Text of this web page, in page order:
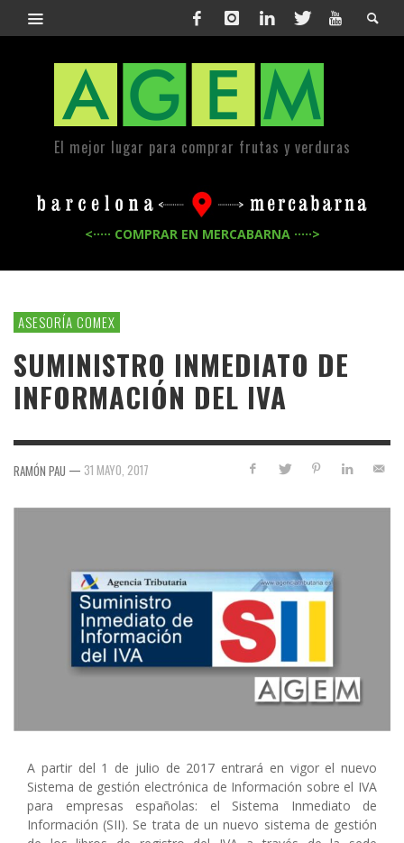
El mejor lugar para comprar frutas y verduras
<····· COMPRAR EN MERCABARNA ·····>
ASESORÍA COMEX
SUMINISTRO INMEDIATO DE
INFORMACIÓN DEL IVA
RAMÓN PAU — 31 MAYO, 2017
A partir del 1 de julio de 2017 entrará en vigor el nuevo
Sistema de gestión electrónica de Información sobre el IVA
para empresas españolas: el Sistema Inmediato de
Información (SII). Se trata de un nuevo sistema de gestión